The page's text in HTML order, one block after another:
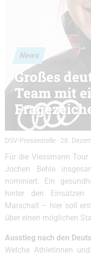
News
Großes
Team mit
DSV-Pressestelle- 28.
Für die Viessmann
Jochen Behle
nominiert. Ein
hinter den
Marschall – hier soll
über einen möglichen
Ausstieg nach den
Welche Athletinnen